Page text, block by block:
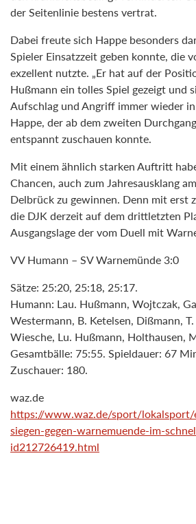
der Seitenlinie bestens vertrat.
Dabei freute sich Happe besonders
Spieler Einsatzzeit geben konnte, die
exzellent nutzte. „Er hat auf der
Hußmann ein tolles Spiel gezeigt und
Aufschlag und Angriff immer wieder in
Happe, der ab dem zweiten
entspannt zuschauen konnte.
Mit einem ähnlich starken Auftritt
Chancen, auch zum Jahresausklang
Delbrück zu gewinnen. Denn mit erst
die DJK derzeit auf dem drittletzten
Ausgangslage der vom Duell mit
VV Humann – SV Warnemünde 3:0
Sätze: 25:20, 25:18, 25:17.
Humann: Lau. Hußmann, Wojtczak,
Westermann, B. Ketelsen, Dißmann,
Wiesche, Lu. Hußmann, Holthausen,
Gesamtbälle: 75:55. Spieldauer: 67
Zuschauer: 180.
waz.de
https://www.waz.de/sport/lokalsport/
siegen-gegen-warnemuende-im-
id212726419.html